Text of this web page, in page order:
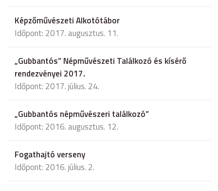
Képzőművészeti Alkotótábor
Időpont: 2017. augusztus. 11.
„Gubbantós” Népművészeti Találkozó és kísérő
rendezvényei 2017.
Időpont: 2017. július. 24.
„Gubbantós népművészeri találkozó”
Időpont: 2016. augusztus. 12.
Fogathajtó verseny
Időpont: 2016. július. 2.